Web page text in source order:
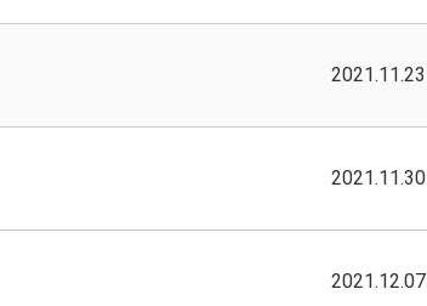
2021.11.23
2021.11.30
2021.12.07